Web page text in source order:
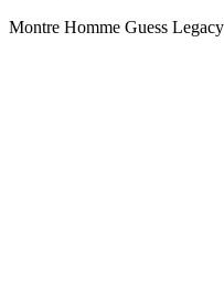
Montre Homme Guess